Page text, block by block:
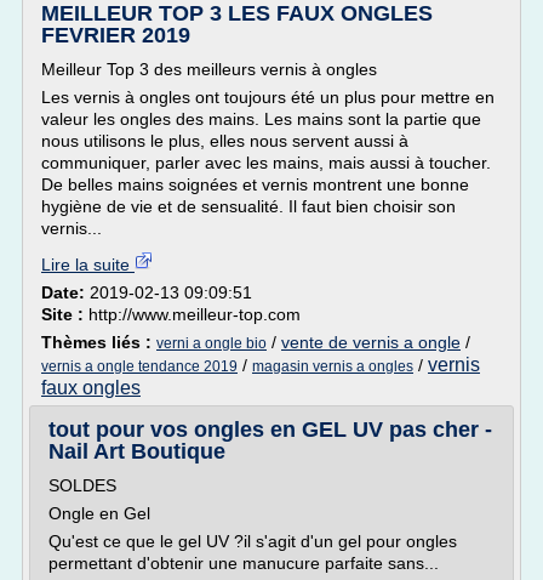
MEILLEUR TOP 3 LES FAUX ONGLES
FEVRIER 2019
Meilleur Top 3 des meilleurs vernis à ongles
Les vernis à ongles ont toujours été un plus pour mettre en
valeur les ongles des mains. Les mains sont la partie que
nous utilisons le plus, elles nous servent aussi à
communiquer, parler avec les mains, mais aussi à toucher.
De belles mains soignées et vernis montrent une bonne
hygiène de vie et de sensualité. Il faut bien choisir son
vernis...
Lire la suite
Date: 2019-02-13 09:09:51
Site : http://www.meilleur-top.com
Thèmes liés : verni a ongle bio / vente de vernis a ongle /
vernis a ongle tendance 2019 / magasin vernis a ongles / vernis
faux ongles
tout pour vos ongles en GEL UV pas cher -
Nail Art Boutique
SOLDES
Ongle en Gel
Qu'est ce que le gel UV ?il s'agit d'un gel pour ongles
permettant d'obtenir une manucure parfaite sans...